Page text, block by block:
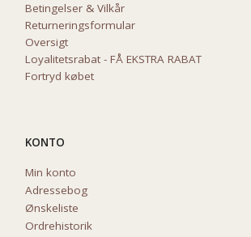
Betingelser & Vilkår
Returneringsformular
Oversigt
Loyalitetsrabat - FÅ EKSTRA RABAT
Fortryd købet
KONTO
Min konto
Adressebog
Ønskeliste
Ordrehistorik